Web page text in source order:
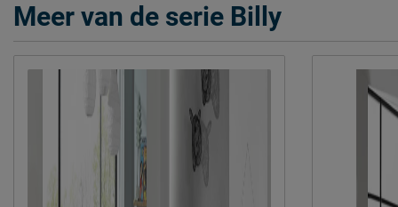
Meer van de serie Billy